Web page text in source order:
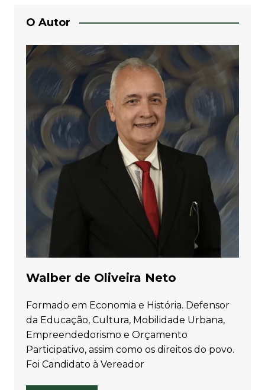
O Autor
Walber de Oliveira Neto
Formado em Economia e História. Defensor
da Educação, Cultura, Mobilidade Urbana,
Empreendedorismo e Orçamento
Participativo, assim como os direitos do povo.
Foi Candidato à Vereador